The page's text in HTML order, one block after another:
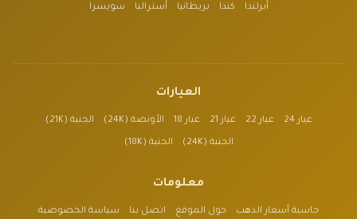
أيرلندا كندا بريطانيا أستراليا سويسرا
العيارات
عيار 24 عيار 22 عيار 21 عيار 18 الأونصة (24K) الجنية (21K)
الجنية (24K) الجنية (18K)
معلومات
حاسبة أسعار الذهب حول الموقع اتصل بنا سياسة الخصوصية